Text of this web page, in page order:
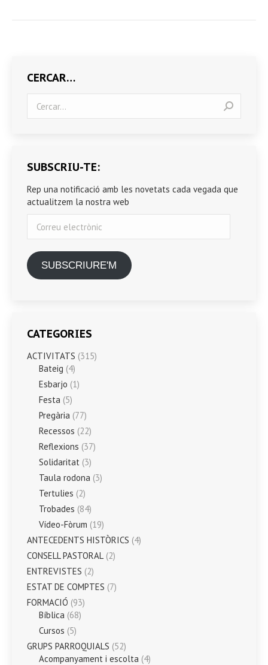
CERCAR…
SUBSCRIU-TE:
Rep una notificació amb les novetats cada vegada que
actualitzem la nostra web
electrònic
SUBSCRIURE'M
CATEGORIES
ACTIVITATS (315)
Bateig (4)
Esbarjo (1)
Festa (5)
Pregària (77)
Recessos (22)
Reflexions (37)
Solidaritat (3)
Taula rodona (3)
Tertulies (2)
Trobades (84)
Vídeo-Fòrum (19)
ANTECEDENTS HISTÒRICS (4)
CONSELL PASTORAL (2)
ENTREVISTES (2)
ESTAT DE COMPTES (7)
FORMACIÓ (93)
Bíblica (68)
Cursos (5)
GRUPS PARROQUIALS (52)
Acompanyament i escolta (4)